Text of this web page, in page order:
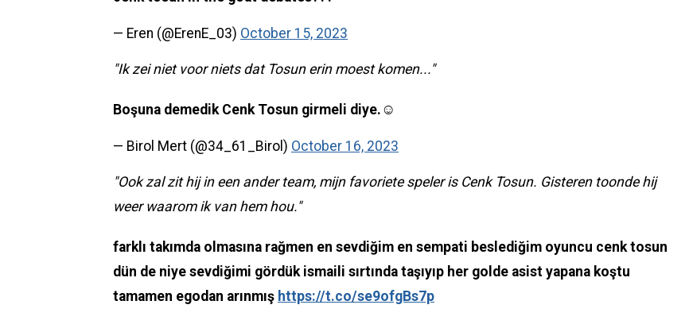
— Eren (@ErenE_03) October 15, 2023
"Ik zei niet voor niets dat Tosun erin moest komen..."
Boşuna demedik Cenk Tosun girmeli diye.☺️
— Birol Mert (@34_61_Birol) October 16, 2023
"Ook zal zit hij in een ander team, mijn favoriete speler is Cenk Tosun. Gisteren toonde hij
weer waarom ik van hem hou."
farklı takımda olmasına rağmen en sevdiğim en sempati beslediğim oyuncu cenk tosun
dün de niye sevdiğimi gördük ismaili sırtında taşıyıp her golde asist yapana koştu
tamamen egodan arınmış https://t.co/se9ofgBs7p